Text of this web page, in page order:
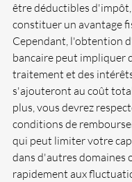
être déductibles
constituer un avantage
Cependant, l'obtention
bancaire peut impliquer
traitement et des
s'ajouteront au coût
plus, vous devrez
conditions de
qui peut limiter votre
dans d'autres domaines
rapidement aux